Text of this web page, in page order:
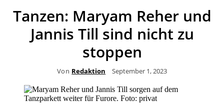
Tanzen: Maryam Reher und
Jannis Till sind nicht zu
stoppen
Von Redaktion September 1, 2023